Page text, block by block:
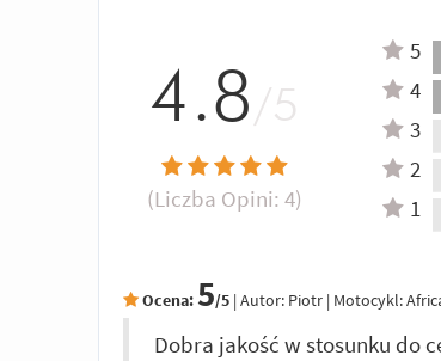
4.8/5
(Liczba Opini: 4)
5
4
3
2
1
Ocena: 5/5 | Autor: Piotr | Motocykl:
Dobra jakość w stosunku do